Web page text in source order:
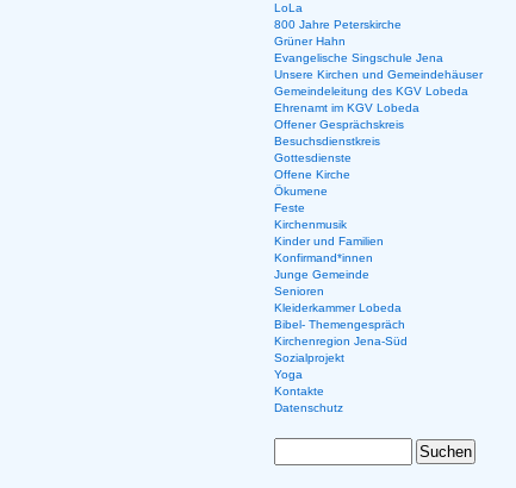
LoLa
800 Jahre Peterskirche
Grüner Hahn
Evangelische Singschule Jena
Unsere Kirchen und Gemeindehäuser
Gemeindeleitung des KGV Lobeda
Ehrenamt im KGV Lobeda
Offener Gesprächskreis
Besuchsdienstkreis
Gottesdienste
Offene Kirche
Ökumene
Feste
Kirchenmusik
Kinder und Familien
Konfirmand*innen
Junge Gemeinde
Senioren
Kleiderkammer Lobeda
Bibel- Themengespräch
Kirchenregion Jena-Süd
Sozialprojekt
Yoga
Kontakte
Datenschutz